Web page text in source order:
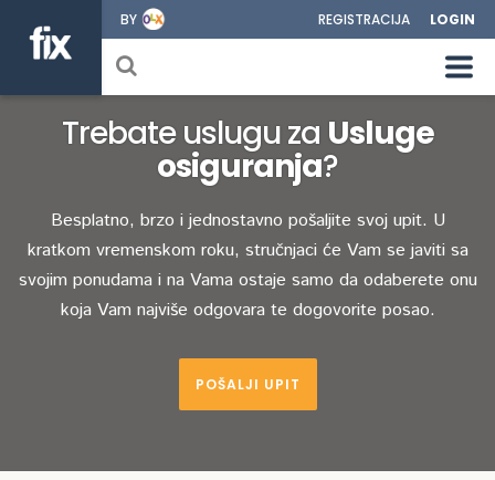
BY REGISTRACIJA LOGIN
Trebate uslugu za Usluge
osiguranja?
Besplatno, brzo i jednostavno pošaljite svoj upit. U
kratkom vremenskom roku, stručnjaci će Vam se javiti sa
svojim ponudama i na Vama ostaje samo da odaberete onu
koja Vam najviše odgovara te dogovorite posao.
POŠALJI UPIT